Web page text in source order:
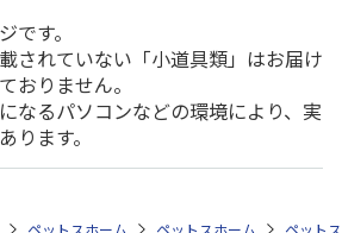
です。
されていない「小道具類」はお届け
おりません。
なるパソコンなどの環境により、実
ります。
ケージ・飼育その他用品 底砂・床材（小動物